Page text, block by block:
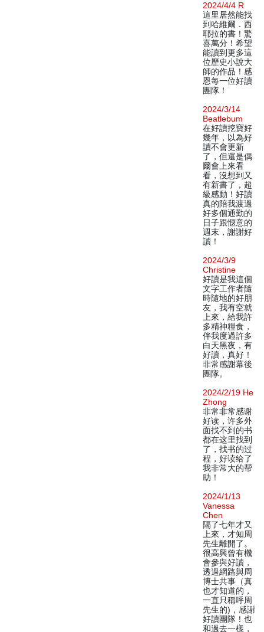
2024/4/4 R
這里居然能找
到哈維爾．西
耶拉的書！驚
喜萬分！希望
能讀到更多這
位歷史小說大
師的作品！感
恩每一位好讀
團隊！
2024/3/14
Beatlebum
在好讀挖寶好
幾年，以為好
讀不會更新
了，但還是偶
爾會上來看
看，沒想到又
有新書了，超
級感動！好讀
真的陪我渡過
好多個通勤的
日子跟愜意的
週末，謝謝好
讀！
2024/3/9
Christine
好讀是我這個
文字工作者隨
時隨地的好朋
友，我有空就
上來，給我許
多精神糧食，
伴我度過許多
白天黑夜，有
好讀，真好！
非常感謝幕後
團隊。
2024/2/19 He
Zhong
非常非常感谢
好读，许多外
面找不到的书
都在这里找到
了，找书的过
程，好读给了
我非常大的帮
助！
2024/1/13
Vanessa
Chen
隔了七年才又
上來，才知周
先生離開了。
很高興曾有機
會參與好讀，
透過網路與周
博士共事（真
也才知道的，
一直只稱呼周
先生的)，感謝
好讀團隊！也
和過去一樣，